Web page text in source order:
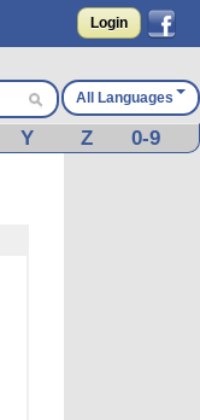
Login
All Languages
Y Z 0-9